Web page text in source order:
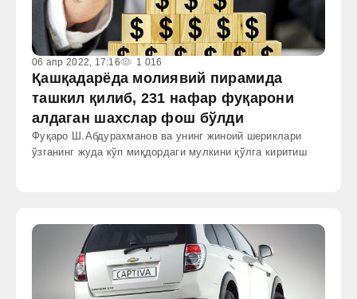
06 апр 2022, 17:16 1 016
Қашқадарёда молиявий пирамида
ташкил қилиб, 231 нафар фуқарони
алдаган шахслар фош бўлди
Фуқаро Ш.Aбдурахманов ва унинг жиноий шериклари
ўзганинг жуда кўп миқдордаги мулкини қўлга киритиш